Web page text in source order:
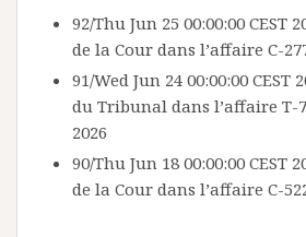
92/Thu Jun 25 00:00:00 CEST
de la Cour dans l’affaire C-
91/Wed Jun 24 00:00:00
du Tribunal dans l’affaire T-
2026
90/Thu Jun 18 00:00:00 CEST
de la Cour dans l’affaire C-